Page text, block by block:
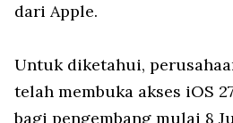
dari Apple.
Untuk diketahui,
telah membuka akses iOS
bagi pengembang mulai 8